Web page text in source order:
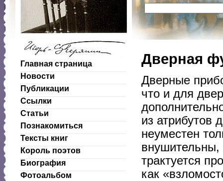
Главная страница
Новости
Публикации
Ссылки
Статьи
Познакомиться
Тексты книг
Король поэтов
Биография
Фотоальбом
Дверная
Дверные
что и для
из атрибутов
неуместен
внушительны,
трактуется
как